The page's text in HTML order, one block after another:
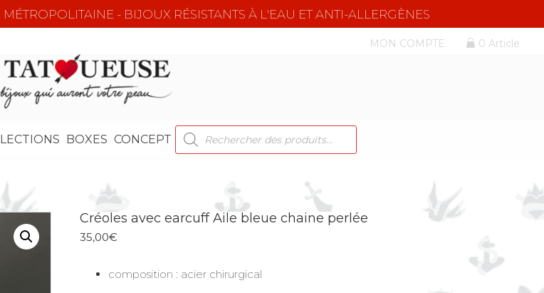
- BIJOUX RÉSISTANTS À L'EAU ET ANTI-ALLERGÈNES
MON COMPTE 0 Article
BOXES CONCEPT
RECHERCHE
DE
PRODUITS
Créoles avec earcuff Aile bleue chaine perlée
35,00€
composition : acier chirurgical